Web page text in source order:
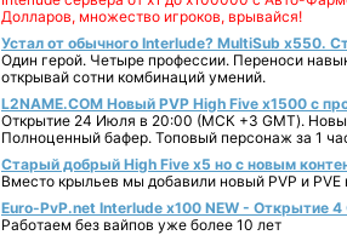
Долларов, множество игроков, врывайся!
Устал от обычного Interlude? MultiSub x550.
Один герой. Четыре профессии. Переноси
открывай сотни комбинаций умений.
L2NAME.COM Новый PVP High Five x1500 с
Открытие 24 Июля в 20:00 (МСК +3 GMT).
Полноценный бафер. Топовый персонаж за 1
Старый добрый High Five x5 но с новым
Вместо крыльев мы добавили новый PVP и PVE
Euro-PvP.net Interlude х100 NEW - Открытие 4
Работаем без вайпов уже более 10 лет